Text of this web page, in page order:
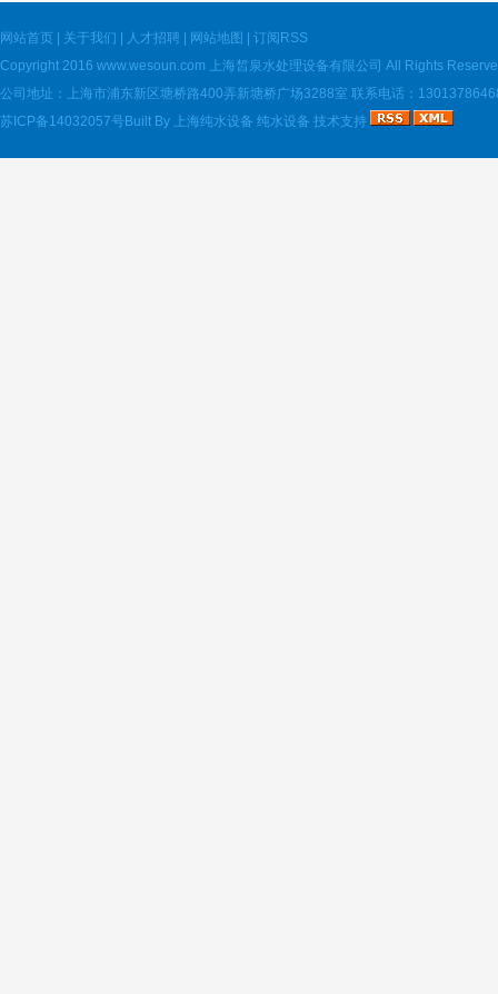
网站首页 关于我们 人才招聘 网站地图
订阅RSS
Copyright 2016 www.wesoun.com 上海皙泉水处理设备有限公司 All Rights
公司地址：上海市浦东新区塘桥路400弄新塘桥广场3288室 联系电话：
苏ICP备14032057号 Built By 上海纯水设备 纯水设备 技术支持